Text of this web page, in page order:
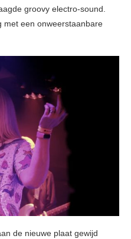
groovy electro-sound.
met een onweerstaanbare
de nieuwe plaat gewijd